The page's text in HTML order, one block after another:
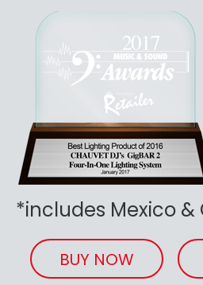
*includes Mexico
BUY NOW